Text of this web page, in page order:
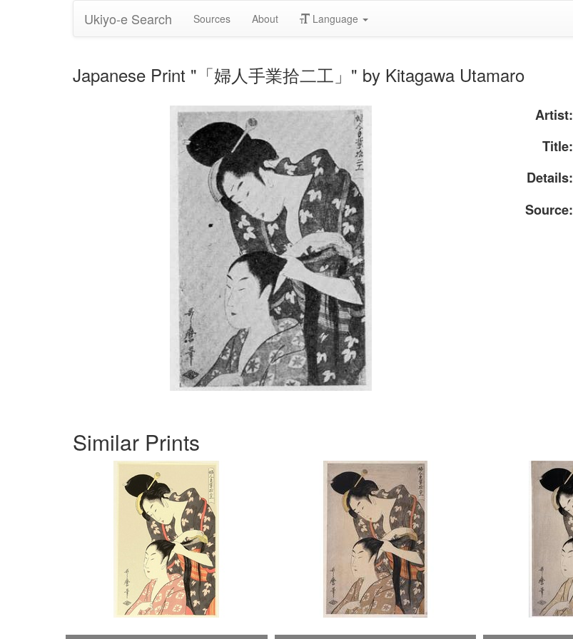
Ukiyo-e Search Sources About Language
Japanese Print "「婦人手業拾二工」" by Kitagawa Utamaro
Artist:
Title:
Details:
Source:
Similar Prints